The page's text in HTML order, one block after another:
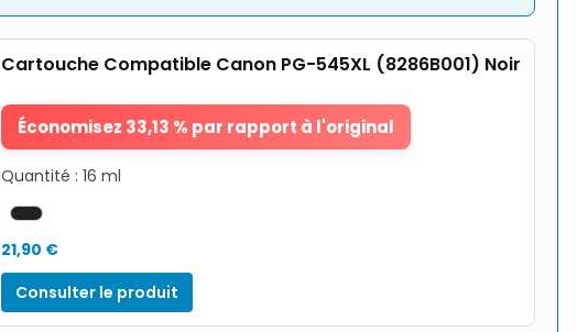
Cartouche Compatible Canon PG-545XL (8286B001) Noir
Économisez 33,13 % par rapport à l'original
Quantité : 16 ml
21,90 €
Consulter le produit